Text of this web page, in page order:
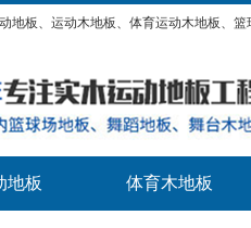
地板、运动木地板、体育运动木地板、
地板 体育木地板